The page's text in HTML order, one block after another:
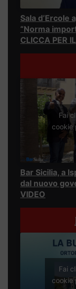
Sala d’Ercole
“Norma
CLICCA PER
Fai
cookie
Bar Sicilia, a
dal nuovo
VIDEO
Fai
cookie